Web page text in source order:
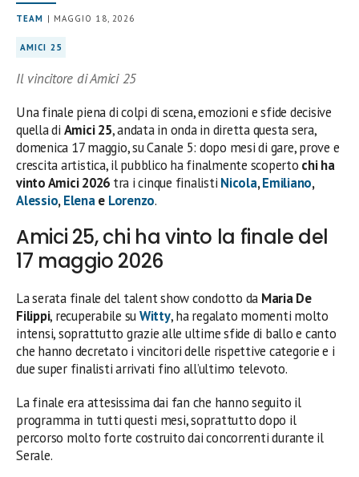
TEAM | MAGGIO 18, 2026
AMICI 25
Il vincitore di Amici 25
Una finale piena di colpi di scena, emozioni e sfide decisive
quella di Amici 25, andata in onda in diretta questa sera,
domenica 17 maggio, su Canale 5: dopo mesi di gare, prove e
crescita artistica, il pubblico ha finalmente scoperto chi ha
vinto Amici 2026 tra i cinque finalisti Nicola,Emiliano,
Alessio,Elenae Lorenzo.
Amici 25, chi ha vinto la finale del
17 maggio 2026
La serata finale del talent show condotto da Maria De
Filippi, recuperabile suWitty, ha regalato momenti molto
intensi, soprattutto grazie alle ultime sfide di ballo e canto
che hanno decretato i vincitori delle rispettive categorie e i
due super finalisti arrivati fino all’ultimo televoto.
La finale era attesissima dai fan che hanno seguito il
programma in tutti questi mesi, soprattutto dopo il
percorso molto forte costruito dai concorrenti durante il
Serale.